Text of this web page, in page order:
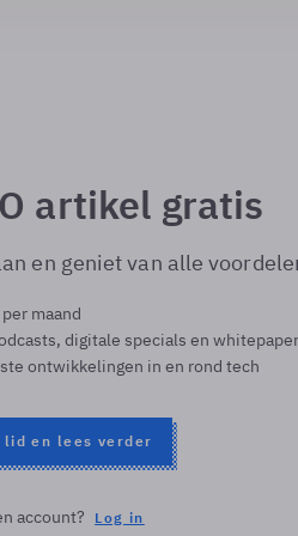
artikel gratis
en geniet van alle
maand
digitale specials en
ontwikkelingen in en rond tech
lid en lees verder
account? Log in